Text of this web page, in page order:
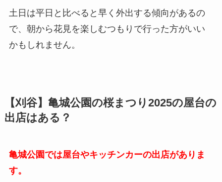
土日は平日と比べると早く外出する傾向があるの
で、朝から花見を楽しむつもりで行った方がいい
かもしれません。
【刈谷】亀城公園の桜まつり2025の屋台の
出店はある？
亀城公園では屋台やキッチンカーの出店がありま
す。